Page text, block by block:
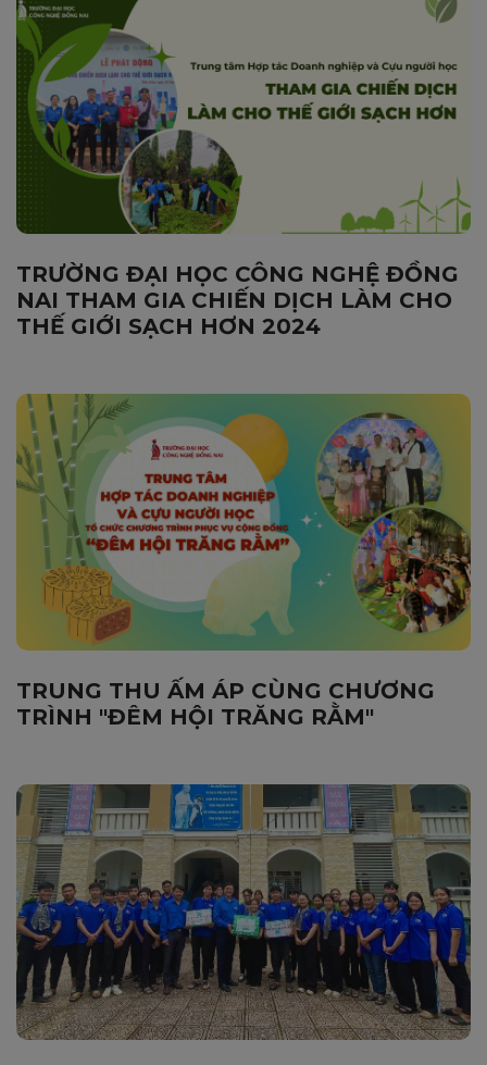
TRƯỜNG ĐẠI HỌC CÔNG NGHỆ ĐỒNG
NAI THAM GIA CHIẾN DỊCH LÀM CHO
THẾ GIỚI SẠCH HƠN 2024
TRUNG THU ẤM ÁP CÙNG CHƯƠNG
TRÌNH "ĐÊM HỘI TRĂNG RẰM"